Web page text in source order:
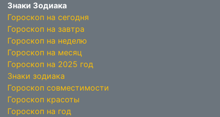
Знаки Зодиака
Гороскоп на сегодня
Гороскоп на завтра
Гороскоп на неделю
Гороскоп на месяц
Гороскоп на 2025 год
Знаки зодиака
Гороскоп совместимости
Гороскоп красоты
Гороскоп на год